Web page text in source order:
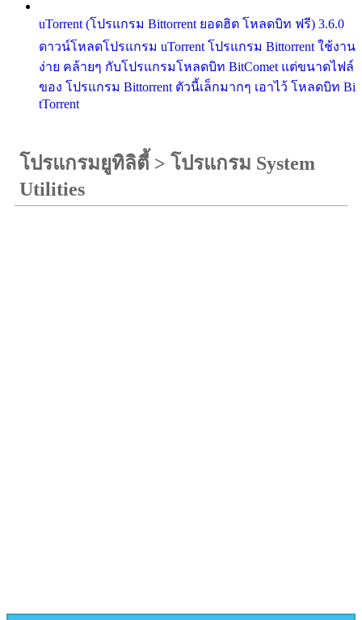
uTorrent (โปรแกรม Bittorrent ยอดฮิต โหลดบิท ฟรี) 3.6.0
ดาวน์โหลดโปรแกรม uTorrent โปรแกรม Bittorrent ใช้งาน
ง่าย คล้ายๆ กับโปรแกรมโหลดบิท BitComet แต่ขนาดไฟล์
ของ โปรแกรม Bittorrent ตัวนี้เล็กมากๆ เอาไว้ โหลดบิท Bi
tTorrent
โปรแกรมยูทิลิตี้ > โปรแกรม System
Utilities